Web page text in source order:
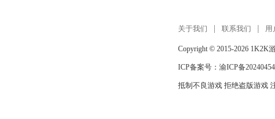
关于我们 联系我们 用
Copyright © 2015-2026 1K2K
ICP备案号： 渝ICP备
抵制不良游戏 拒绝盗版游戏